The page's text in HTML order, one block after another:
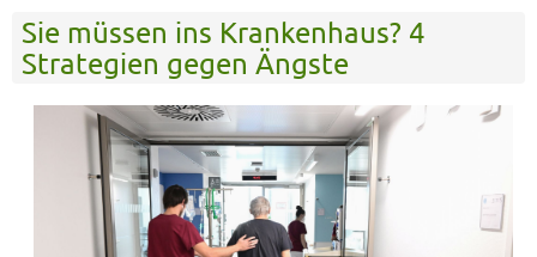
Sie müssen ins Krankenhaus? 4
Strategien gegen Ängste